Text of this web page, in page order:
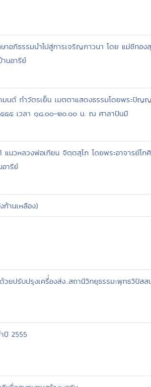
อภิธรรมนำไปสู่การเจริญภาวนา โดย แม่ชีทอ
นอารีย์
นต์ ทำวัตรเย็น เมตตาแสดงธรรมโดยพระปั
๕ เวลา ๑๘.๐๐-๒๐.๐๐ น. ณ ศาลาปันมี
นวหลวงพ่อเทียน จิตฺตสุโภ โดยพระอาจาร
ารีย์
านเหลือง)
วยปรับปรุงเครื่่องส่ง..สถานีวิทยุธรรมะพุทธวิปัส
ปี 2555